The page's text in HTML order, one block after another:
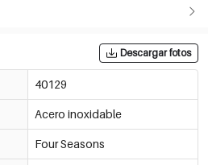
Descargar fotos
40129
Acero inoxidable
Four Seasons